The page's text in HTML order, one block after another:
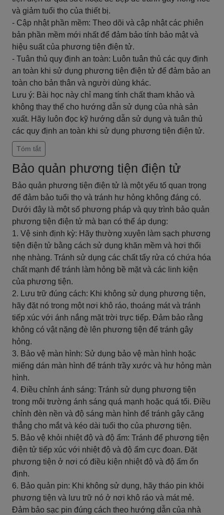
và giảm tuổi thọ của thiết bị.
- Cập nhật phần mềm: Theo dõi và cập nhật các phiên
bản phần mềm mới nhất để đảm bảo tính bảo mật và
hiệu suất của phương tiện điện tử.
- Tuân thủ quy định an toàn: Luôn tuân thủ các quy định
an toàn khi sử dụng phương tiện điện tử để đảm bảo an
toàn cho bản thân và người dùng khác.
Lưu ý: Bài học này chỉ mang tính chất tham khảo và
không thay thế cho hướng dẫn sử dụng của nhà sản
xuất. Hãy luôn đọc kỹ hướng dẫn sử dụng và tuân thủ
các quy định an toàn khi sử dụng phương tiện điện tử.
Tóm tắt
Bảo quản phương tiện điện tử
Bảo quản phương tiện điện tử là một yếu tố quan trọng
để đảm bảo tuổi thọ và tránh hư hỏng không đáng có.
Dưới đây là một số phương pháp và quy trình bảo quản
phương tiện điện tử mà bạn có thể áp dụng:
1. Vệ sinh định kỳ: Hãy thường xuyên làm sạch phương
tiện điện tử bằng cách sử dụng khăn mềm và hơi thổi
nhẹ nhàng. Tránh sử dụng các chất tẩy rửa có chứa hóa
chất mạnh để tránh làm hỏng bề mặt và các linh kiện
của phương tiện.
2. Lưu trữ đúng cách: Khi không sử dụng phương tiện,
hãy đặt nó trong một nơi khô ráo, thoáng mát và tránh
tiếp xúc với ánh nắng mặt trời trực tiếp. Đảm bảo rằng
không có vật nặng đè lên phương tiện để tránh gây
hỏng.
3. Bảo vệ màn hình: Sử dụng bảo vệ màn hình hoặc
miếng dán màn hình để tránh trầy xước và hư hỏng màn
hình.
4. Điều chỉnh ánh sáng: Tránh sử dụng phương tiện
trong môi trường ánh sáng quá mạnh hoặc quá tối. Điều
chỉnh đèn nền và độ sáng màn hình để tránh gây căng
thẳng cho mắt và kéo dài tuổi thọ của phương tiện.
5. Bảo vệ khỏi nhiệt độ và độ ẩm: Tránh để phương tiện
điện tử tiếp xúc với nhiệt độ và độ ẩm cực đoan. Đặt
phương tiện ở nơi có điều kiện nhiệt độ và độ ẩm ổn
định.
6. Bảo quản pin: Khi không sử dụng, hãy tháo pin khỏi
phương tiện và lưu trữ nó ở nơi khô ráo và mát mẻ.
Đảm bảo sạc pin đúng cách theo hướng dẫn của nhà